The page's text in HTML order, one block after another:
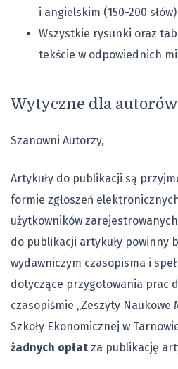
i angielskim (150-200
Wszystkie rysunki oraz
tekście w odpowiednich
Wytyczne dla autorów
Szanowni Autorzy,
Artykuły do publikacji są
formie zgłoszeń
użytkowników
do publikacji artykuły powinny
wydawniczym czasopisma i
dotyczące przygotowania prac
czasopiśmie „Zeszyty Naukowe
Szkoły Ekonomicznej w
żadnych opłat za publikację